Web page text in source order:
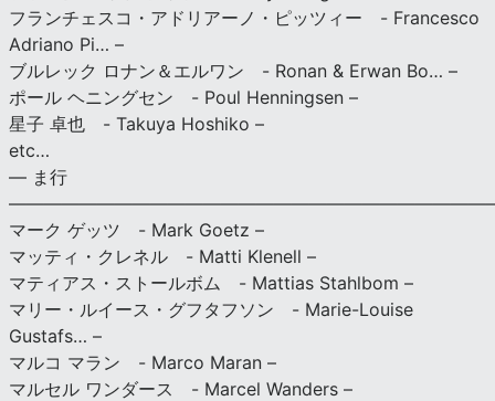
フランチェスコ・アドリアーノ・ピッツィー - Francesco
Adriano Pi… –
ブルレック ロナン＆エルワン - Ronan & Erwan Bo… –
ポール ヘニングセン - Poul Henningsen –
星子 卓也 - Takuya Hoshiko –
etc…
— ま行
マーク ゲッツ - Mark Goetz –
マッティ・クレネル - Matti Klenell –
マティアス・ストールボム - Mattias Stahlbom –
マリー・ルイース・グフタフソン - Marie-Louise
Gustafs… –
マルコ マラン - Marco Maran –
マルセル ワンダース - Marcel Wanders –